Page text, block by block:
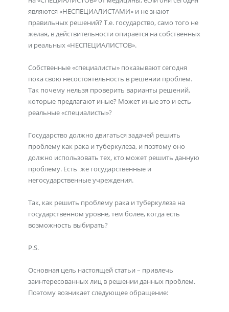
являются «НЕСПЕЦИАЛИСТАМИ» и не знают
правильных решений? Т.е. государство, само того не
желая, в действительности опирается на собственных
и реальных «НЕСПЕЦИАЛИСТОВ».
Собственные «специалисты» показывают сегодня
пока свою несостоятельность в решении проблем.
Так почему нельзя проверить варианты решений,
которые предлагают иные? Может иные это и есть
реальные «специалисты»?
Государство должно двигаться задачей решить
проблему как рака и туберкулеза, и поэтому оно
должно использовать тех, кто может решить данную
проблему. Есть же государственные и
негосударственные учреждения.
Так, как решить проблему рака и туберкулеза на
государственном уровне, тем более, когда есть
возможность выбирать?
P.S.
Основная цель настоящей статьи – привлечь
заинтересованных лиц в решении данных проблем.
Поэтому возникает следующее обращение: